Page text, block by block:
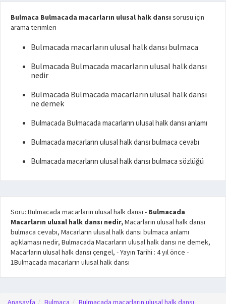
Bulmaca Bulmacada macarların ulusal halk dansı sorusu için
arama terimleri
Bulmacada macarların ulusal halk dansı bulmaca
Bulmacada Bulmacada macarların ulusal halk dansı
nedir
Bulmacada Bulmacada macarların ulusal halk dansı
ne demek
Bulmacada Bulmacada macarların ulusal halk dansı anlamı
Bulmacada macarların ulusal halk dansı bulmaca cevabı
Bulmacada macarların ulusal halk dansı bulmaca sözlüğü
Soru: Bulmacada macarların ulusal halk dansı - Bulmacada
Macarların ulusal halk dansı nedir,Macarların ulusal halk dansı
bulmaca cevabı, Macarların ulusal halk dansı bulmaca anlamı
açıklaması nedir, Bulmacada Macarların ulusal halk dansı ne demek,
Macarların ulusal halk dansı çengel, - Yayın Tarihi : 4 yıl önce -
1Bulmacada macarların ulusal halk dansı
Anasayfa Bulmaca Bulmacada macarların ulusal halk dansı